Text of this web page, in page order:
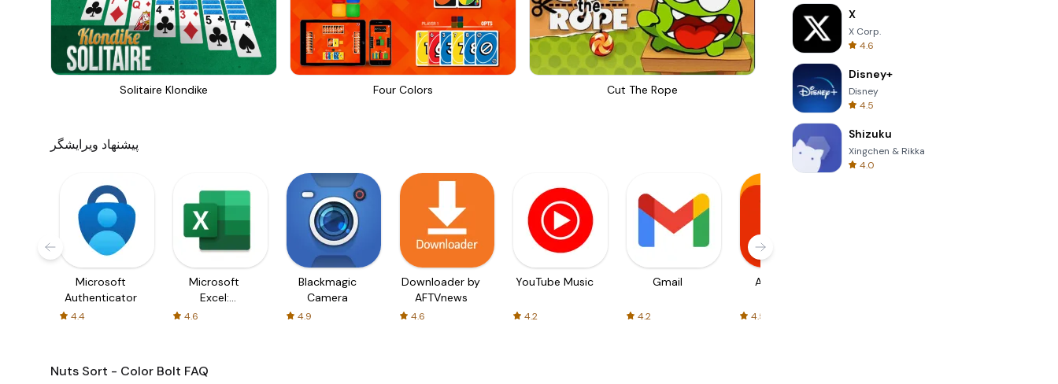
Solitaire Klondike Four Colors Cut The Rope Om Nom Run
پیشنهاد ویرایشگر
Microsoft
Authenticator
4.4
Microsoft
Excel:
Spreadsheets
4.6
Blackmagic
Camera
4.9
Downloader by
AFTVnews
4.6
YouTube Music
4.2
Gmail
4.2
AliExpress
4.5
Nuts Sort - Color Bolt FAQ
X
X Corp.
4.6
Disney+
Disney
4.5
Shizuku
Xingchen & Rikka
4.0